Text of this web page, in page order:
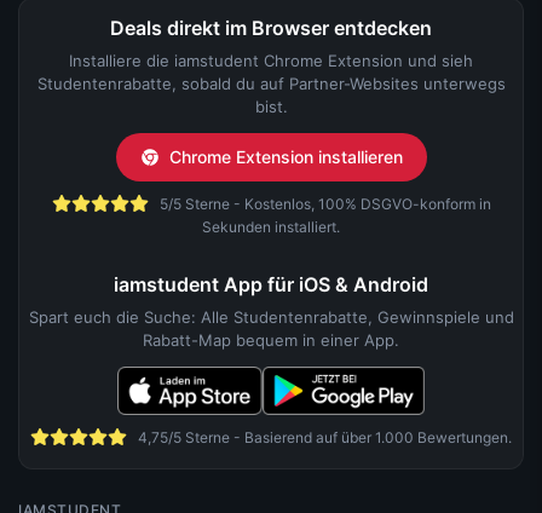
Deals direkt im Browser entdecken
Installiere die iamstudent Chrome Extension und sieh
Studentenrabatte, sobald du auf Partner-Websites unterwegs
bist.
Chrome Extension installieren
5/5 Sterne - Kostenlos, 100% DSGVO-konform in
Sekunden installiert.
iamstudent App für iOS & Android
Spart euch die Suche: Alle Studentenrabatte, Gewinnspiele und
Rabatt-Map bequem in einer App.
4,75/5 Sterne - Basierend auf über 1.000 Bewertungen.